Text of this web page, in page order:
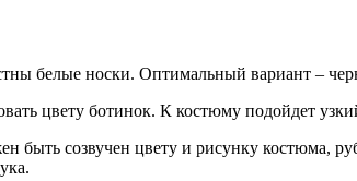
белые носки. Оптимальный вариант –
цвету ботинок. К костюму подойдет
созвучен цвету и рисунку костюма,